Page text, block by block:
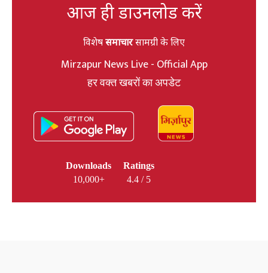
आज ही डाउनलोड करें
विशेषसमाचारसामग्री के लिए
Mirzapur News Live - Official App
हर वक्त खबरों का अपडेट
Downloads
10,000+
Ratings
4.4 / 5